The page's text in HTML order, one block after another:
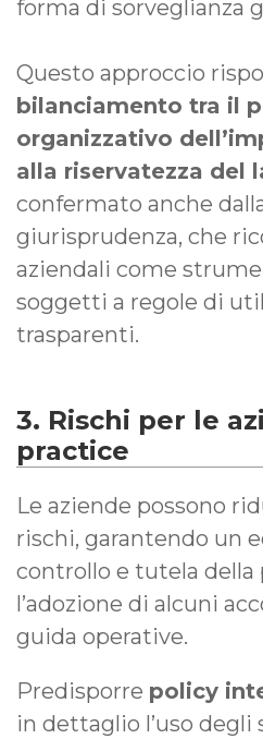
forma di sorveglianza
Questo approccio
bilanciamento tra il
organizzativo
alla riservatezza del
confermato anche
giurisprudenza, che
aziendali come
soggetti a regole di
trasparenti.
3. Rischi per le
practice
Le aziende possono
rischi, garantendo un
controllo e tutela della
l’adozione di alcuni
guida operative.
Predisporre policy
in dettaglio l’uso